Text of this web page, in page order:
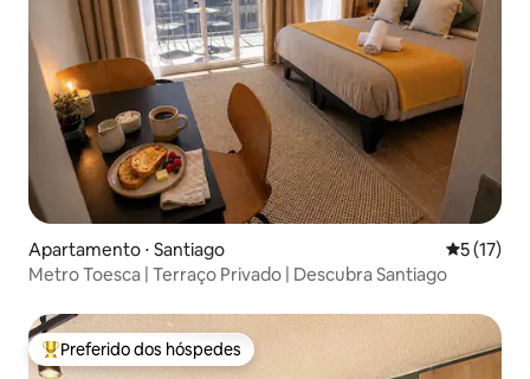
Apartamento ⋅ Santiago 5 de uma
5 (17)
Metro Toesca | Terraço Privado | Descubra Santiago
Entre os melhores preferidos dos hóspedes
Preferido dos hóspedes